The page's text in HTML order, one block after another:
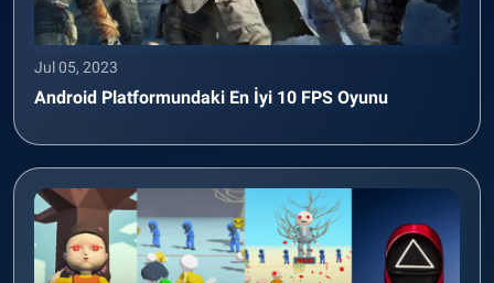
Jul 05, 2023
Android Platformundaki En İyi 10 FPS Oyunu